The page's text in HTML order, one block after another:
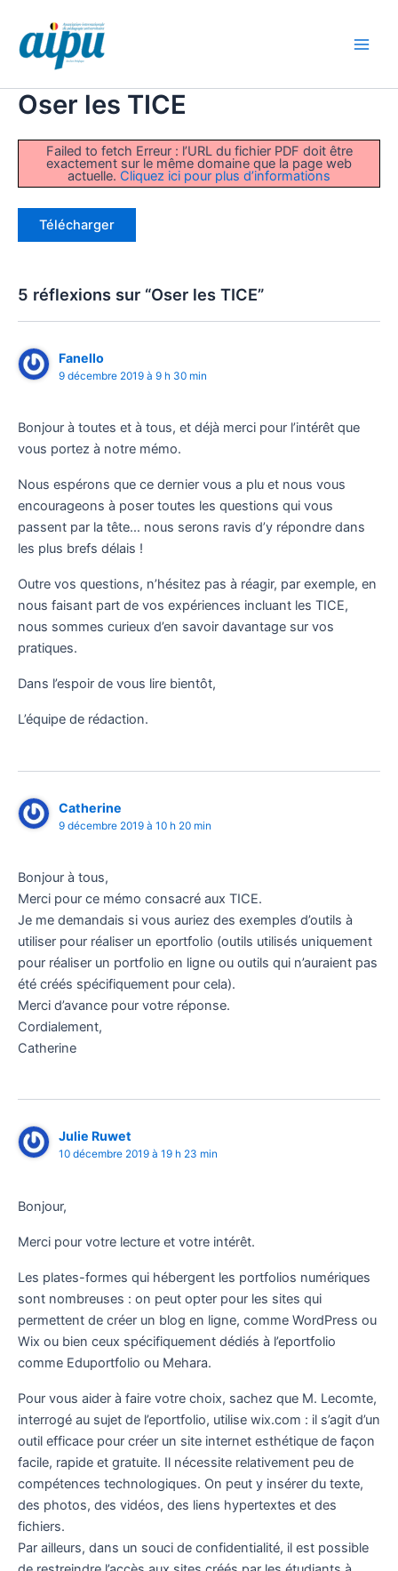
contenu
Oser les TICE
Failed to fetch Erreur : l’URL du fichier PDF doit être
exactement sur le même domaine que la page web
actuelle. Cliquez ici pour plus d’informations
Télécharger
5 réflexions sur “Oser les TICE”
Fanello
9 décembre 2019 à 9 h 30 min
Bonjour à toutes et à tous, et déjà merci pour l’intérêt que
vous portez à notre mémo.
Nous espérons que ce dernier vous a plu et nous vous
encourageons à poser toutes les questions qui vous
passent par la tête… nous serons ravis d’y répondre dans
les plus brefs délais !
Outre vos questions, n’hésitez pas à réagir, par exemple, en
nous faisant part de vos expériences incluant les TICE,
nous sommes curieux d’en savoir davantage sur vos
pratiques.
Dans l’espoir de vous lire bientôt,
L’équipe de rédaction.
Catherine
9 décembre 2019 à 10 h 20 min
Bonjour à tous,
Merci pour ce mémo consacré aux TICE.
Je me demandais si vous auriez des exemples d’outils à
utiliser pour réaliser un eportfolio (outils utilisés uniquement
pour réaliser un portfolio en ligne ou outils qui n’auraient pas
été créés spécifiquement pour cela).
Merci d’avance pour votre réponse.
Cordialement,
Catherine
Julie Ruwet
10 décembre 2019 à 19 h 23 min
Bonjour,
Merci pour votre lecture et votre intérêt.
Les plates-formes qui hébergent les portfolios numériques
sont nombreuses : on peut opter pour les sites qui
permettent de créer un blog en ligne, comme WordPress ou
Wix ou bien ceux spécifiquement dédiés à l’eportfolio
comme Eduportfolio ou Mehara.
Pour vous aider à faire votre choix, sachez que M. Lecomte,
interrogé au sujet de l’eportfolio, utilise wix.com : il s’agit d’un
outil efficace pour créer un site internet esthétique de façon
facile, rapide et gratuite. Il nécessite relativement peu de
compétences technologiques. On peut y insérer du texte,
des photos, des vidéos, des liens hypertextes et des
fichiers.
Par ailleurs, dans un souci de confidentialité, il est possible